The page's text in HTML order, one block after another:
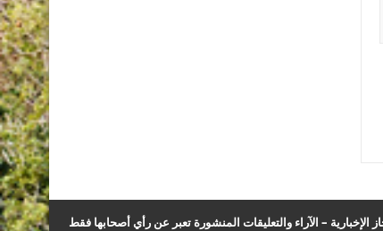
– الآراء والتعليقات المنشورة تعبر عن رأي أصحابها فقط